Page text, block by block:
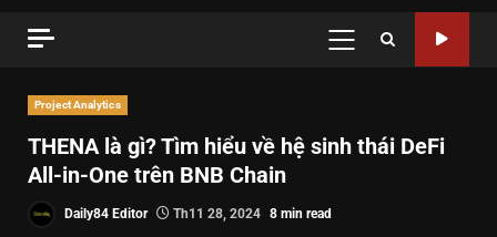
Project Analytics
THENA là gì? Tìm hiểu về hệ sinh thái DeFi
All-in-One trên BNB Chain
Daily84 Editor Th11 28, 2024 8 min read